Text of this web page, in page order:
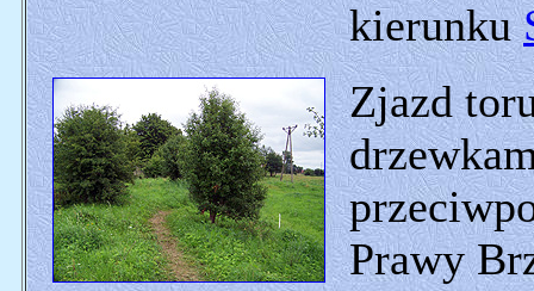
kierunku
Zjazd
Prawy